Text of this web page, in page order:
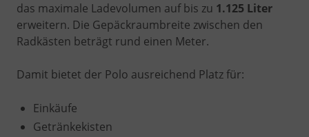
das maximale Ladevolumen auf bis zu 1.125 Liter
erweitern. Die Gepäckraumbreite zwischen den
Radkästen beträgt rund einen Meter.
Damit bietet der Polo ausreichend Platz für:
Einkäufe
Getränkekisten